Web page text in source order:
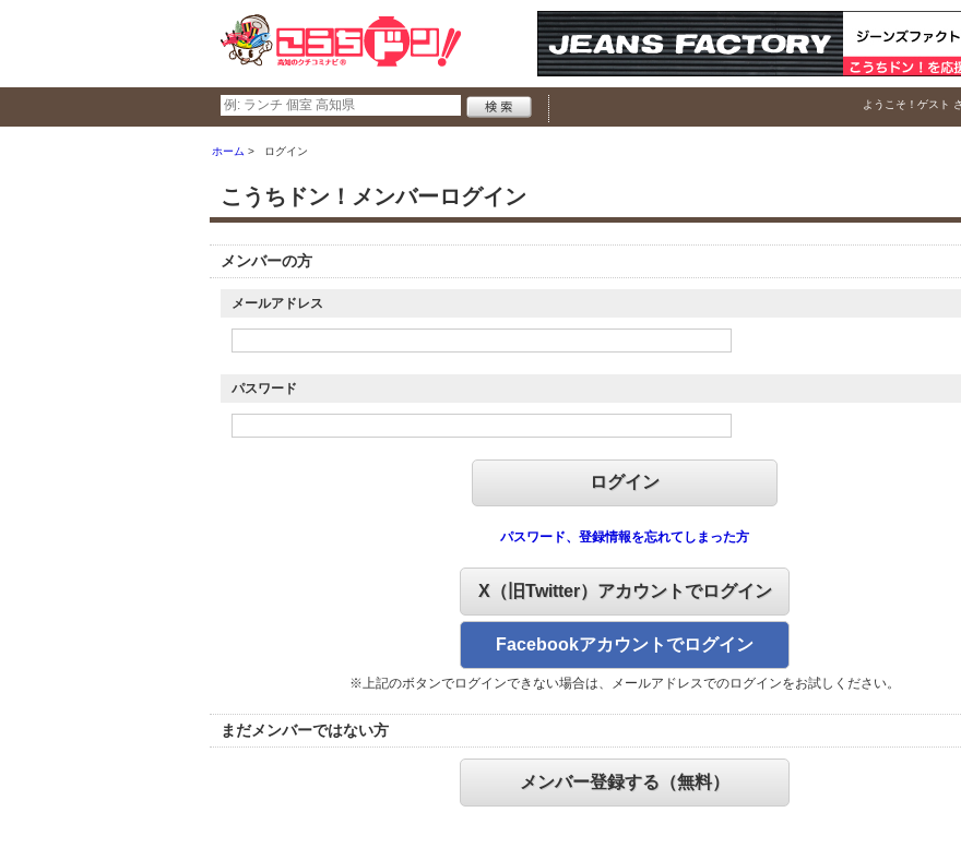
ようこそ！ ゲスト
ホーム ログイン
こうちドン！メンバーログイン
メンバーの方
メールアドレス
パスワード
パスワード、登録情報を忘れてしまった方
X（旧Twitter）アカウントでログイン
Facebookアカウントでログイン
※上記のボタンでログインできない場合は、メールアドレスでのログインをお試しください。
まだメンバーではない方
メンバー登録する（無料）